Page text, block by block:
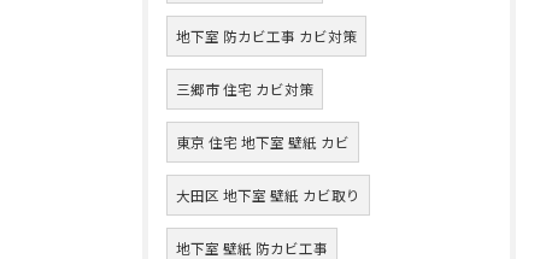
地下室 防カビ工事 カビ対策
三郷市 住宅 カビ対策
東京 住宅 地下室 壁紙 カビ
大田区 地下室 壁紙 カビ取り
地下室 壁紙 防カビ工事